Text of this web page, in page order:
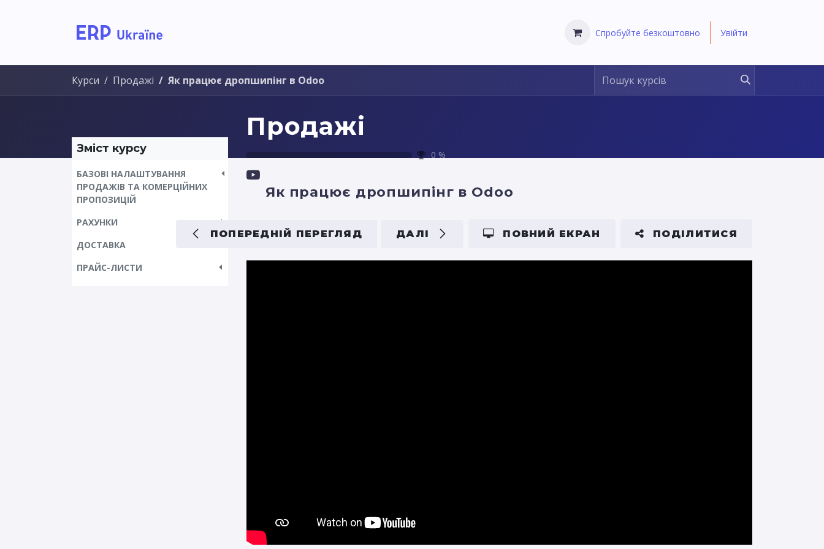
Спробуйте безкоштовно Увійти
Курси Продажі Як працює дропшипінг в Odoo
Продажі
0 %
Зміст курсу
БАЗОВІ НАЛАШТУВАННЯ
ПРОДАЖІВ ТА КОМЕРЦІЙНИХ
ПРОПОЗИЦІЙ
РАХУНКИ
ДОСТАВКА
ПРАЙС-ЛИСТИ
Як працює дропшипінг в Odoo
ПОПЕРЕДНІЙ ПЕРЕГЛЯД ДАЛІ ПОВНИЙ ЕКРАН ПОДІЛИТИСЯ